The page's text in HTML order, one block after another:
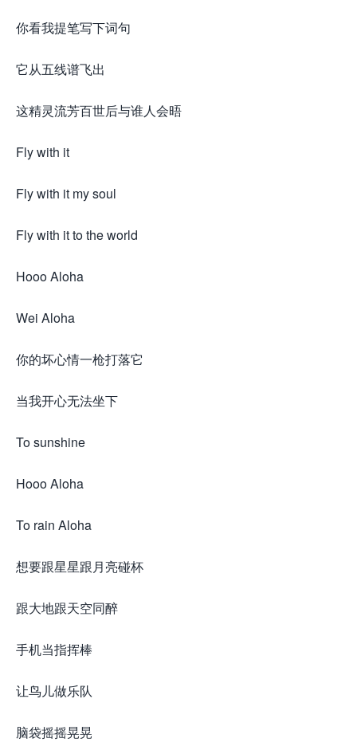
你看我提笔写下词句
它从五线谱飞出
这精灵流芳百世后与谁人会晤
Fly with it
Fly with it my soul
Fly with it to the world
Hooo Aloha
Wei Aloha
你的坏心情一枪打落它
当我开心无法坐下
To sunshine
Hooo Aloha
To rain Aloha
想要跟星星跟月亮碰杯
跟大地跟天空同醉
手机当指挥棒
让鸟儿做乐队
脑袋摇摇晃晃